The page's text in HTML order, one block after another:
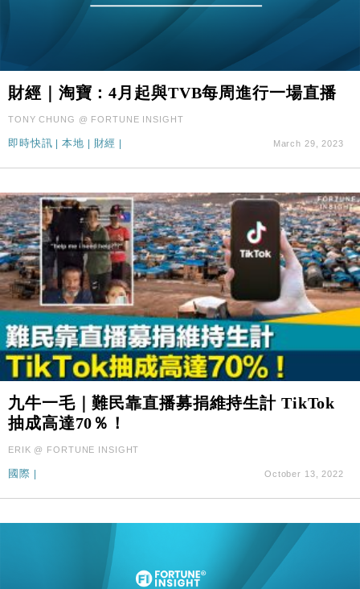
財經｜淘寶：4月起與TVB每周進行一場直播
TONY CHUNG @ FORTUNE INSIGHT
即時快訊 |本地 | 財經 | March 29, 2023
九牛一毛｜難民靠直播募捐維持生計 TikTok
抽成高達70％！
ERIK @ FORTUNE INSIGHT
國際 October 13, 2022